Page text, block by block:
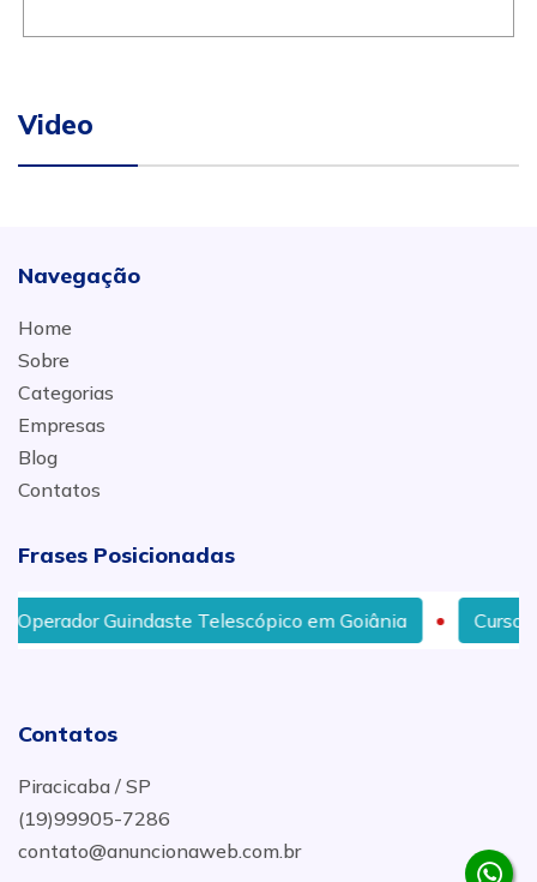
Video
Navegação
Home
Sobre
Categorias
Empresas
Blog
Contatos
Frases Posicionadas
Guindaste Telescópico em Goiânia Curso de
Contatos
Piracicaba / SP
(19)99905-7286
contato@anuncionaweb.com.br